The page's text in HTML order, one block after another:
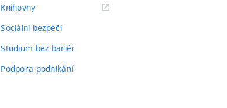
Knihovny(externí
Sociální bezpečí
Studium bez bariér
Podpora podnikání